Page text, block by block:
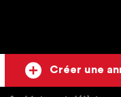
Créer une